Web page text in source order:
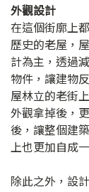
外觀設計
在這個街廓上
歷史的老屋，
計為主，透過
物件，讓建物
屋林立的老街
外觀拿掉後，
後，讓整個建
上也更加自成
除此之外，設